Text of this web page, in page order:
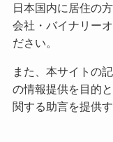
日本国内に居住の
会社・バイナリー
ださい。
また、本サイトの
の情報提供を目的
関する助言を提供